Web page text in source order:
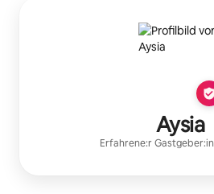
Aysia
Erfahrene:r Gastgeber:in